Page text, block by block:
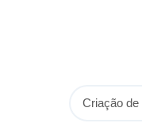
Criação de